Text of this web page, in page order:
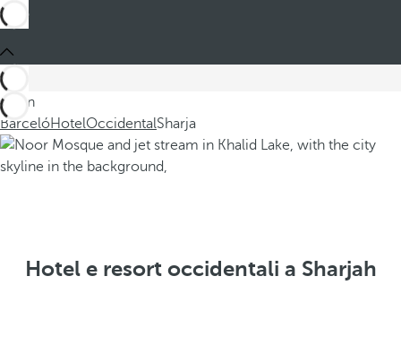
Sei in
BarcelóHotelOccidentalSharja
Hotel e resort occidentali a Sharjah